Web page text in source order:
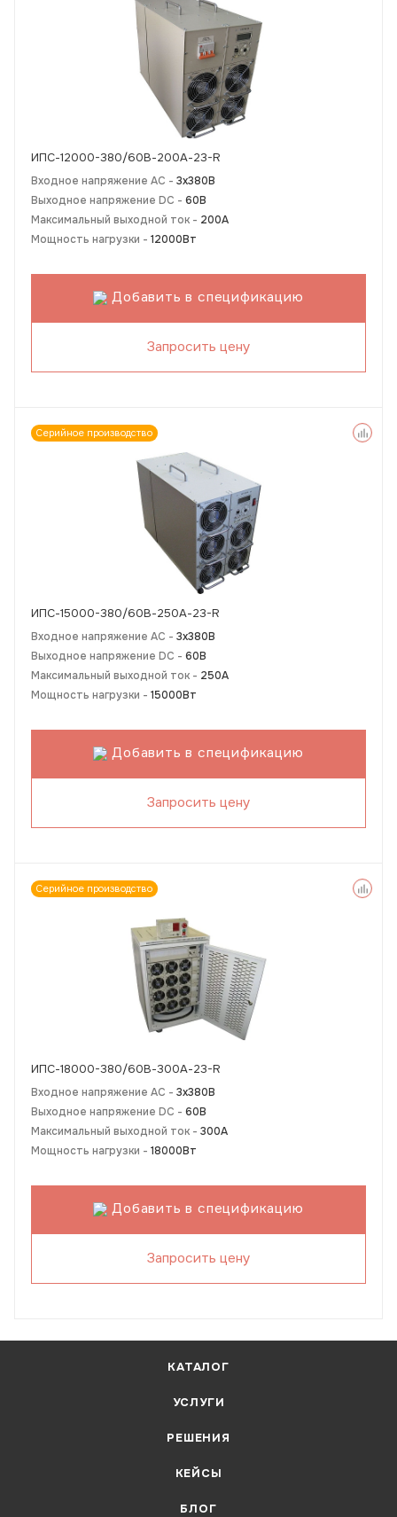
ИПС-12000-380/60В-200А-23-R
Входное напряжение AC - 3х380В
Выходное напряжение DC - 60В
Максимальный выходной ток - 200А
Мощность нагрузки - 12000Вт
Добавить в спецификацию
Запросить цену
Серийное производство
ИПС-15000-380/60В-250А-23-R
Входное напряжение AC - 3х380В
Выходное напряжение DC - 60В
Максимальный выходной ток - 250А
Мощность нагрузки - 15000Вт
Добавить в спецификацию
Запросить цену
Серийное производство
ИПС-18000-380/60В-300А-23-R
Входное напряжение AC - 3х380В
Выходное напряжение DC - 60В
Максимальный выходной ток - 300А
Мощность нагрузки - 18000Вт
Добавить в спецификацию
Запросить цену
КАТАЛОГ
УСЛУГИ
РЕШЕНИЯ
КЕЙСЫ
БЛОГ